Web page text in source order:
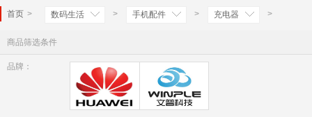
首页 > 数码生活 > 手机配件 > 充电器 >
商品筛选条件
品牌：